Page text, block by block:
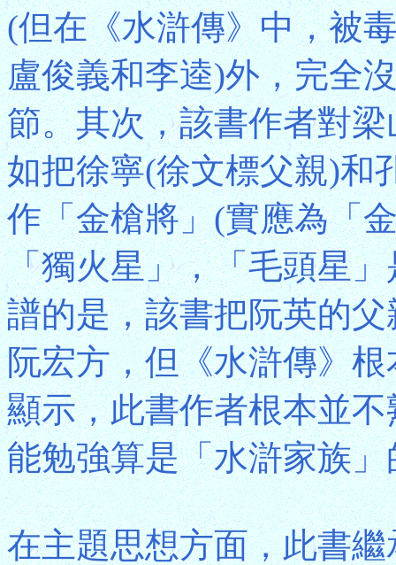
(但在《水滸傳》中，被
盧俊義和李逵)外，完全
節。其次，該書作者對
如把徐寧(徐文標父親)和
作「金槍將」(實應為「
「獨火星」，「毛頭星
譜的是，該書把阮英的
阮宏方，但《水滸傳》
顯示，此書作者根本並
能勉強算是「水滸家族
在主題思想方面，此書